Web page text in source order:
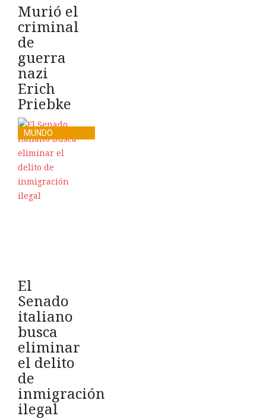
Murió el
criminal
de
guerra
nazi
Erich
Priebke
El
Senado
italiano
busca
eliminar
el delito
de
inmigración
ilegal
MUNDO